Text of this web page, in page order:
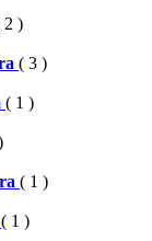
2 )
( 3 )
( 1 )
( 1 )
( 1 )